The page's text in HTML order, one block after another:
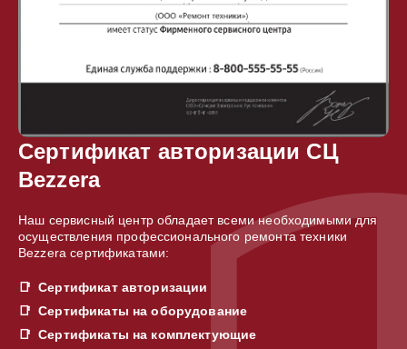
Сертификат авторизации СЦ
Bezzera
Наш сервисный центр обладает всеми необходимыми для
осуществления профессионального ремонта техники
Bezzera сертификатами:
Сертификат авторизации
Сертификаты на оборудование
Сертификаты на комплектующие